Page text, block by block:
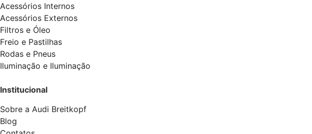
Acessórios Internos
Acessórios Externos
Filtros e Óleo
Freio e Pastilhas
Rodas e Pneus
Iluminação e Iluminação
Institucional
Sobre a Audi Breitkopf
Blog